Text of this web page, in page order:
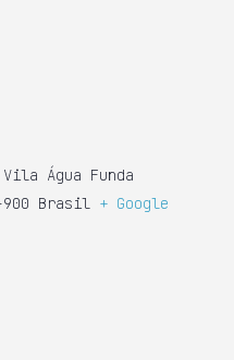
Água Funda
Brasil
+ Google